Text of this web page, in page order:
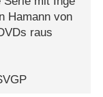
Hamann von
raus